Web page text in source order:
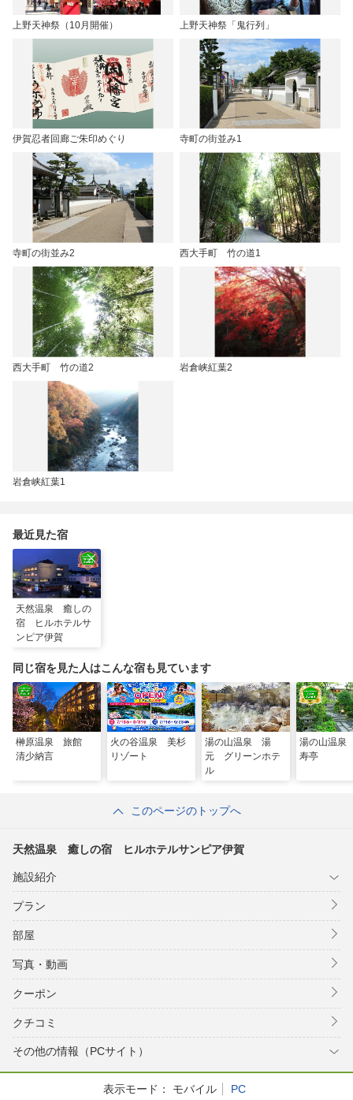
上野天神祭（10月開催） 上野天神祭「鬼行列」
伊賀忍者回廊ご朱印めぐり 寺町の街並み1
寺町の街並み2 西大手町 竹の道1
西大手町 竹の道2 岩倉峡紅葉2
岩倉峡紅葉1
最近見た宿
天然温泉 癒しの
宿 ヒルホテルサ
ンピア伊賀
同じ宿を見た人はこんな宿も見ています
榊原温泉 旅館
清少納言
火の谷温泉 美杉
リゾート
湯の山温泉 湯
元 グリーンホテ
ル
湯の山温
寿亭
このページのトップへ
天然温泉 癒しの宿 ヒルホテルサンピア伊賀
施設紹介
プラン
部屋
写真・動画
クーポン
クチコミ
その他の情報（PCサイト）
表示モード： モバイル PC